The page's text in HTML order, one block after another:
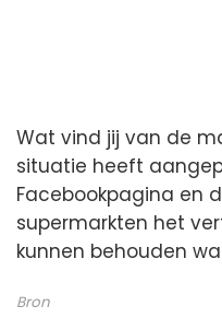
Wat vind jij van de
situatie heeft
Facebookpagina en
supermarkten het
kunnen behouden
Bron